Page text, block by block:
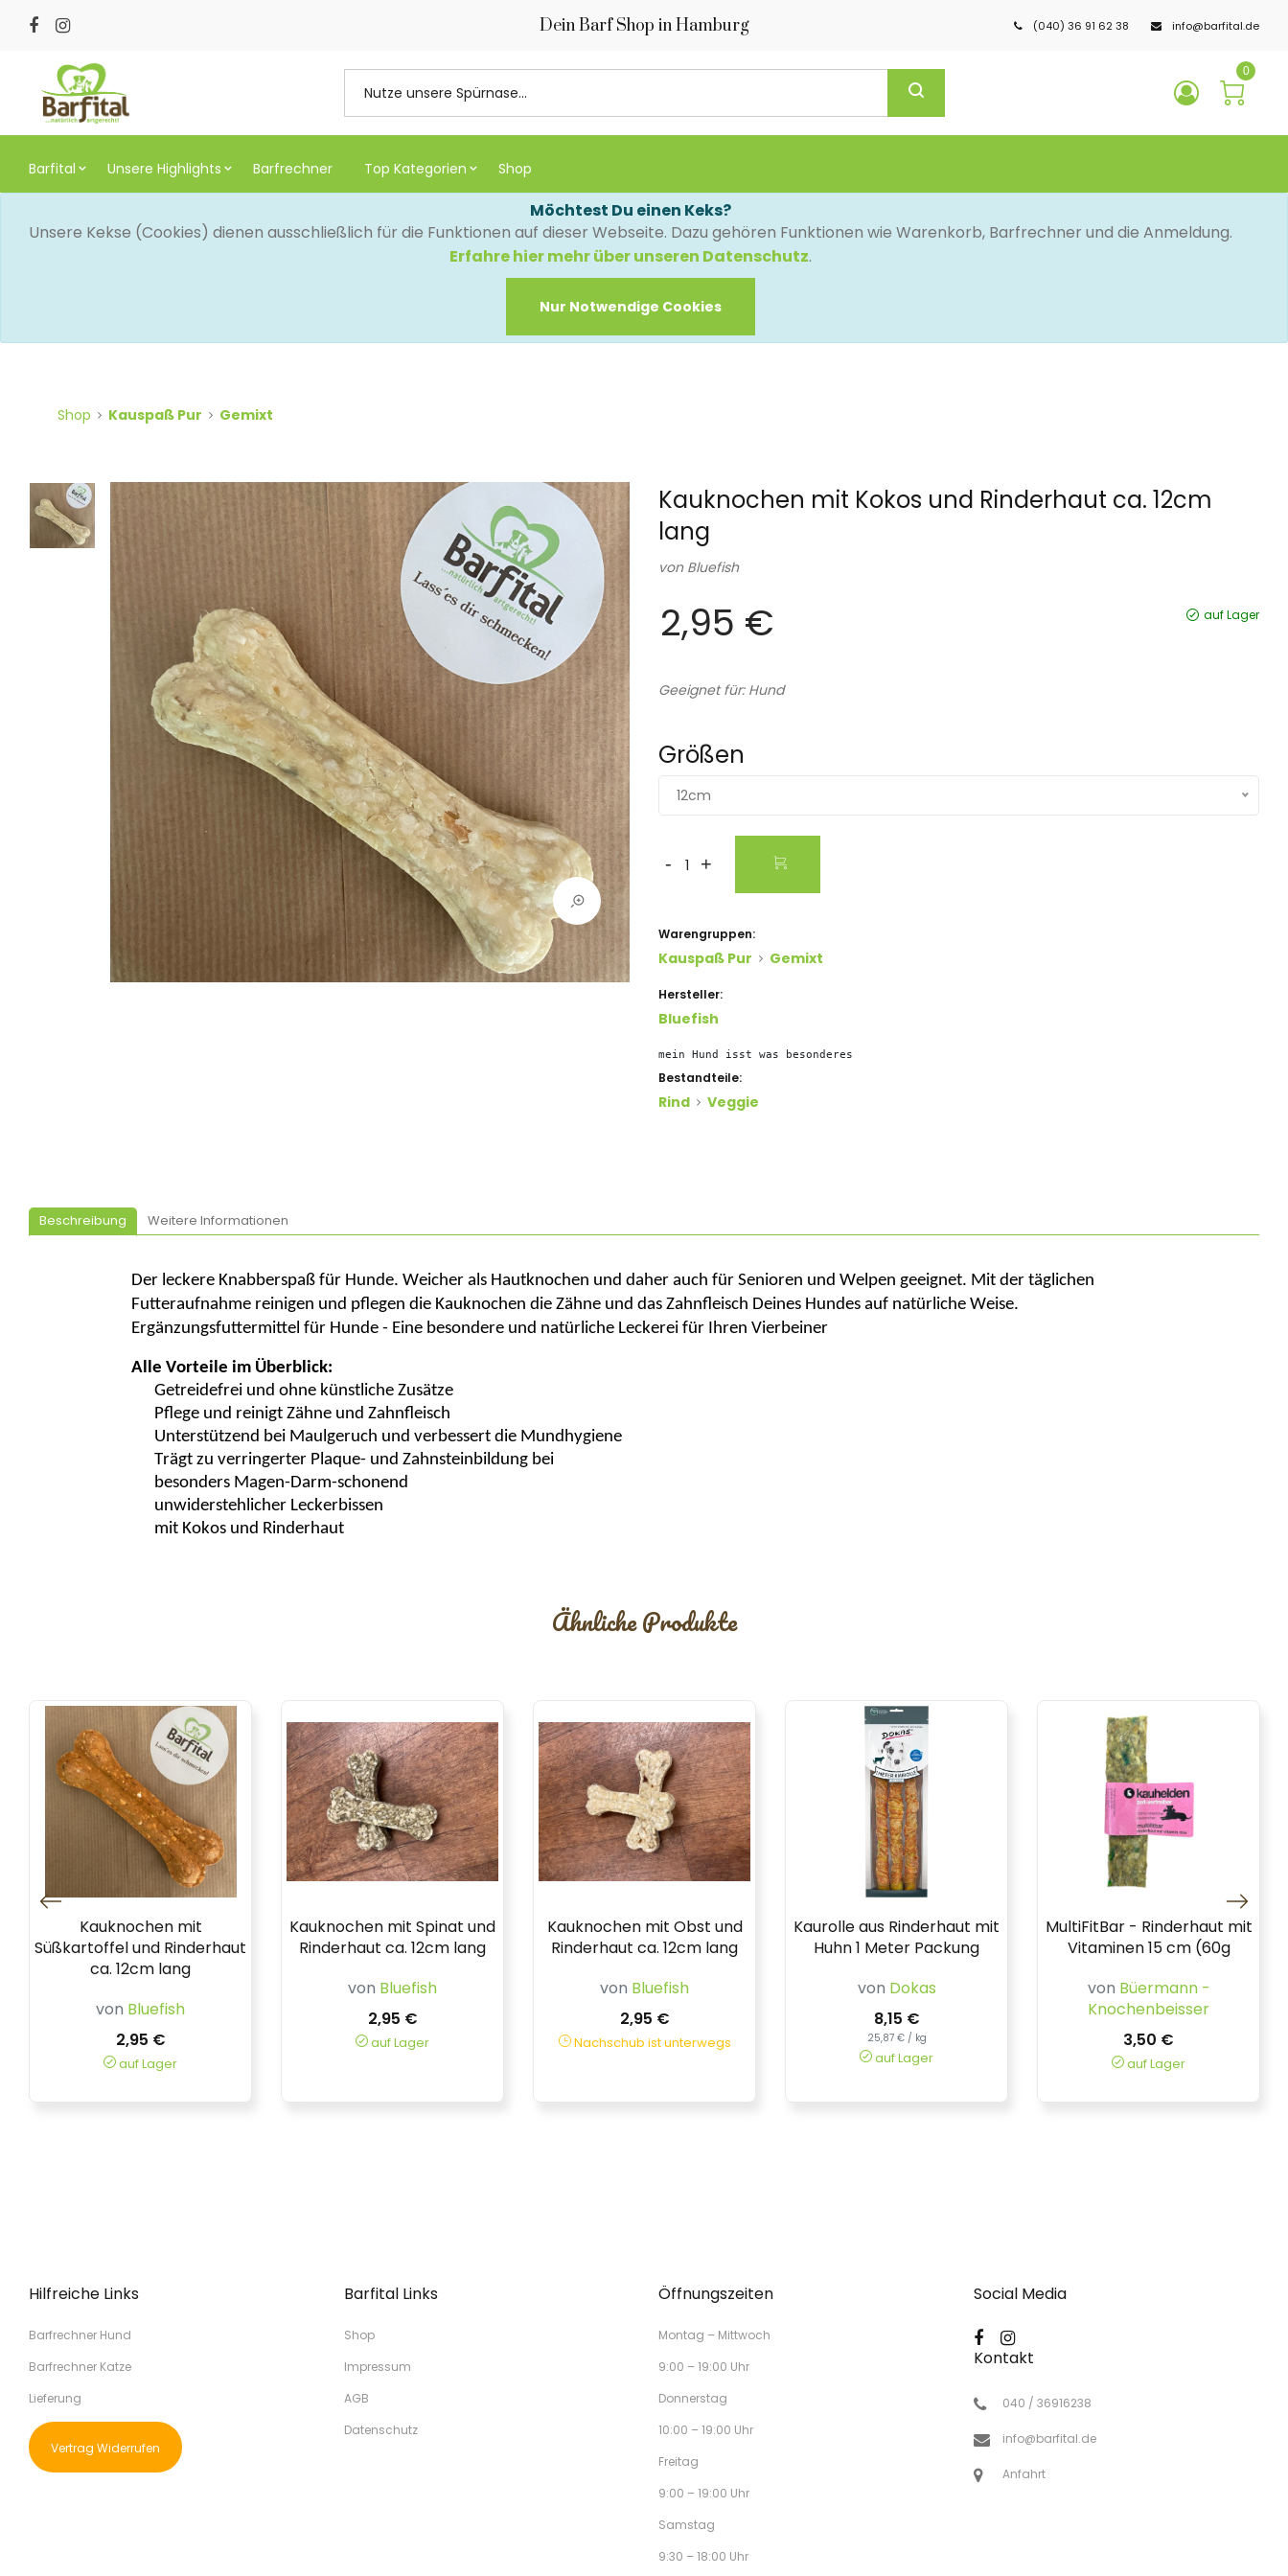
Dein Barf Shop in Hamburg (040) 36 91 62 38 info@barfital.de
0
Barfital Unsere Highlights Barfrechner Top Kategorien Shop
Möchtest Du einen Keks?
Unsere Kekse (Cookies) dienen ausschließlich für die Funktionen auf dieser Webseite. Dazu gehören Funktionen wie Warenkorb, Barfrechner und die Anmeldung.
Erfahre hier mehr über unseren Datenschutz.
Nur Notwendige Cookies
Shop Kauspaß Pur Gemixt
Kauknochen mit Kokos und Rinderhaut ca. 12cm
lang
von Bluefish
2,95 € auf Lager
Geeignet für: Hund
Größen
12cm
- +
Warengruppen:
Kauspaß Pur Gemixt
Hersteller:
Bluefish
mein Hund isst was besonderes
Bestandteile:
Rind Veggie
Beschreibung Weitere Informationen
Der leckere Knabberspaß für Hunde. Weicher als Hautknochen und daher auch für Senioren und Welpen geeignet. Mit der täglichen
Futteraufnahme reinigen und pflegen die Kauknochen die Zähne und das Zahnfleisch Deines Hundes auf natürliche Weise.
Ergänzungsfuttermittel für Hunde - Eine besondere und natürliche Leckerei für Ihren Vierbeiner
Alle Vorteile im Überblick:
Getreidefrei und ohne künstliche Zusätze
Pflege und reinigt Zähne und Zahnfleisch
Unterstützend bei Maulgeruch und verbessert die Mundhygiene
Trägt zu verringerter Plaque- und Zahnsteinbildung bei
besonders Magen-Darm-schonend
unwiderstehlicher Leckerbissen
mit Kokos und Rinderhaut
Ähnliche Produkte
Kauknochen mit
Süßkartoffel und Rinderhaut
ca. 12cm lang
von Bluefish
2,95 €
auf Lager
Kauknochen mit Spinat und
Rinderhaut ca. 12cm lang
von Bluefish
2,95 €
auf Lager
Kauknochen mit Obst und
Rinderhaut ca. 12cm lang
von Bluefish
2,95 €
Nachschub ist unterwegs
Kaurolle aus Rinderhaut mit
Huhn 1 Meter Packung
von Dokas
8,15 €
25,87 € / kg
auf Lager
MultiFitBar - Rinderhaut mit
Vitaminen 15 cm (60g
von Büermann -
Knochenbeisser
3,50 €
auf Lager
Hilfreiche Links
Barfrechner Hund
Barfrechner Katze
Lieferung
Vertrag Widerrufen
Barfital Links
Shop
Impressum
AGB
Datenschutz
Öffnungszeiten
Montag – Mittwoch
9:00 – 19:00 Uhr
Donnerstag
10:00 – 19:00 Uhr
Freitag
9:00 – 19:00 Uhr
Samstag
9:30 – 18:00 Uhr
Social Media
Kontakt
040 / 36916238
info@barfital.de
Anfahrt